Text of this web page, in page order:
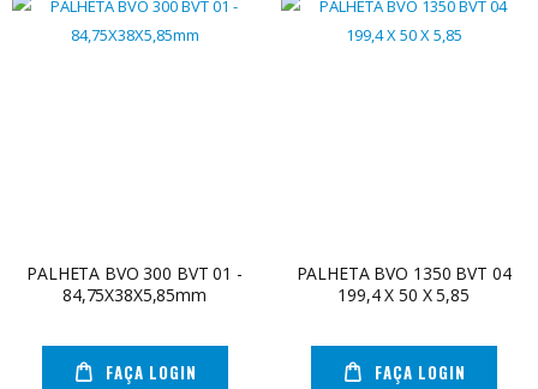
PALHETA BVO 300 BVT 01 -
84,75X38X5,85mm
FAÇA LOGIN
PALHETA BVO 1350 BVT 04
199,4 X 50 X 5,85
FAÇA LOGIN